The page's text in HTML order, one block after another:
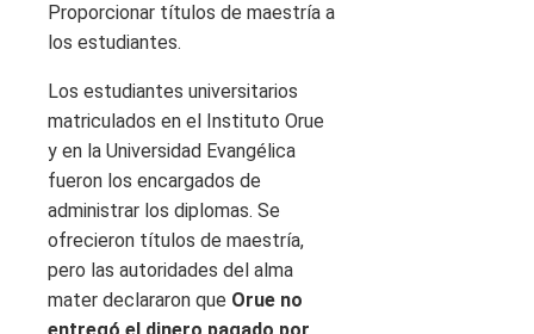
Proporcionar títulos de maestría a
los estudiantes.
Los estudiantes universitarios
matriculados en el Instituto Orue
y en la Universidad Evangélica
fueron los encargados de
administrar los diplomas. Se
ofrecieron títulos de maestría,
pero las autoridades del alma
mater declararon que Orue no